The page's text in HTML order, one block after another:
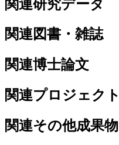
関連研究データ
関連図書・雑誌
関連博士論文
関連プロジェクト
関連その他成果物